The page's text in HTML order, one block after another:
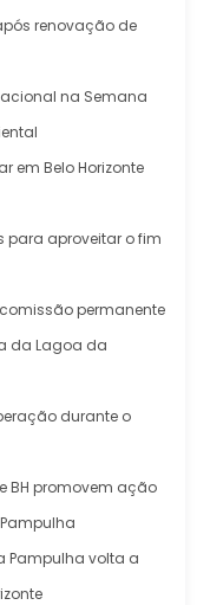
renovação de
na Semana
em Belo Horizonte
para aproveitar o fim
comissão permanente
da Lagoa da
durante o
BH promovem ação
Pampulha volta a